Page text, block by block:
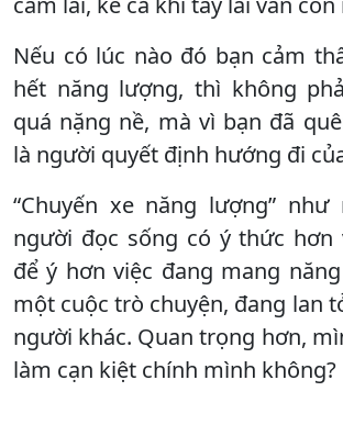
Nếu có lúc nào đó bạn cảm
hết năng lượng, thì không
quá nặng nề, mà vì bạn đã
là người quyết định hướng đi
“Chuyến xe năng lượng”
người đọc sống có ý thức hơn
để ý hơn việc đang mang
một cuộc trò chuyện, đang lan
người khác. Quan trọng hơn,
làm cạn kiệt chính mình không?